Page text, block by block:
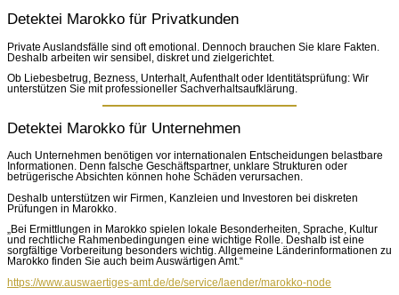
Detektei Marokko für Privatkunden
Private Auslandsfälle sind oft emotional. Dennoch brauchen Sie klare Fakten.
Deshalb arbeiten wir sensibel, diskret und zielgerichtet.
Ob Liebesbetrug, Bezness, Unterhalt, Aufenthalt oder Identitätsprüfung: Wir
unterstützen Sie mit professioneller Sachverhaltsaufklärung.
Detektei Marokko für Unternehmen
Auch Unternehmen benötigen vor internationalen Entscheidungen belastbare
Informationen. Denn falsche Geschäftspartner, unklare Strukturen oder
betrügerische Absichten können hohe Schäden verursachen.
Deshalb unterstützen wir Firmen, Kanzleien und Investoren bei diskreten
Prüfungen in Marokko.
„Bei Ermittlungen in Marokko spielen lokale Besonderheiten, Sprache, Kultur
und rechtliche Rahmenbedingungen eine wichtige Rolle. Deshalb ist eine
sorgfältige Vorbereitung besonders wichtig. Allgemeine Länderinformationen zu
Marokko finden Sie auch beim Auswärtigen Amt.“
https://www.auswaertiges-amt.de/de/service/laender/marokko-node